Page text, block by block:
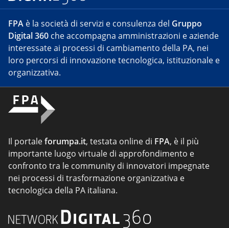
FPA è la società di servizi e consulenza del Gruppo
Digital 360 che accompagna amministrazioni e aziende
interessate ai processi di cambiamento della PA, nei
loro percorsi di innovazione tecnologica, istituzionale e
organizzativa.
Il portaleforumpa.it, testata online di FPA, è il più
importante luogo virtuale di approfondimento e
confronto tra le community di innovatori impegnate
nei processi di trasformazione organizzativa e
tecnologica della PA italiana.